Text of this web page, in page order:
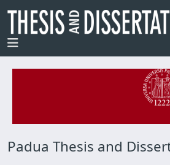
Padua Thesis and